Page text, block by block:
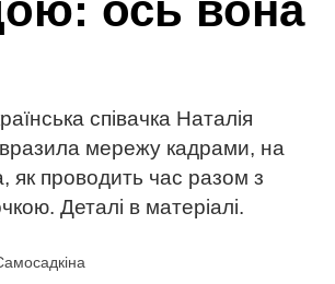
ось вона
співачка Наталія
мережу кадрами, на
як проводить час разом з
Деталі в матеріалі.